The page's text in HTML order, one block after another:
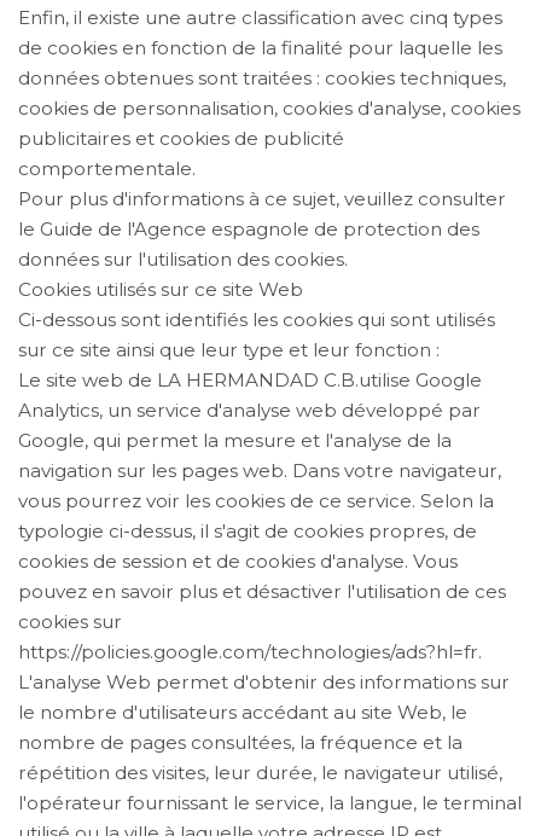
Enfin, il existe une autre classification avec cinq types
de cookies en fonction de la finalité pour laquelle les
données obtenues sont traitées : cookies techniques,
cookies de personnalisation, cookies d'analyse, cookies
publicitaires et cookies de publicité
comportementale.
Pour plus d'informations à ce sujet, veuillez consulter
le Guide de l'Agence espagnole de protection des
données sur l'utilisation des cookies.
Cookies utilisés sur ce site Web
Ci-dessous sont identifiés les cookies qui sont utilisés
sur ce site ainsi que leur type et leur fonction :
Le site web de LA HERMANDAD C.B.utilise Google
Analytics, un service d'analyse web développé par
Google, qui permet la mesure et l'analyse de la
navigation sur les pages web. Dans votre navigateur,
vous pourrez voir les cookies de ce service. Selon la
typologie ci-dessus, il s'agit de cookies propres, de
cookies de session et de cookies d'analyse. Vous
pouvez en savoir plus et désactiver l'utilisation de ces
cookies sur
https://policies.google.com/technologies/ads?hl=fr.
L'analyse Web permet d'obtenir des informations sur
le nombre d'utilisateurs accédant au site Web, le
nombre de pages consultées, la fréquence et la
répétition des visites, leur durée, le navigateur utilisé,
l'opérateur fournissant le service, la langue, le terminal